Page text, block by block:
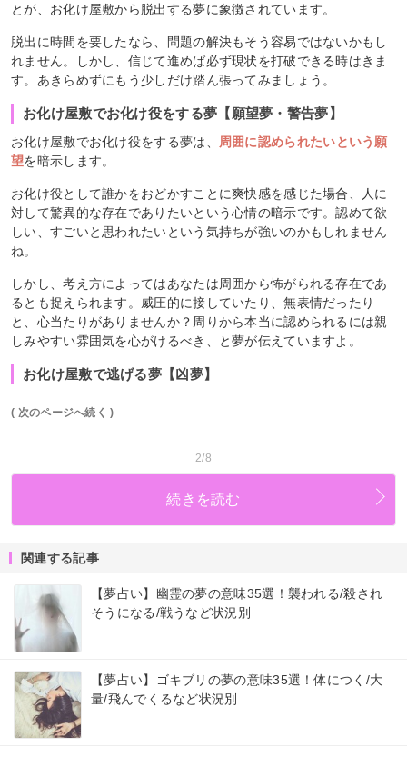
とが、お化け屋敷から脱出する夢に象徴されています。
脱出に時間を要したなら、問題の解決もそう容易ではないかもし
れません。しかし、信じて進めば必ず現状を打破できる時はきま
す。あきらめずにもう少しだけ踏ん張ってみましょう。
お化け屋敷でお化け役をする夢【願望夢・警告夢】
お化け屋敷でお化け役をする夢は、
周囲に認められたいという願
望を暗示します。
お化け役として誰かをおどかすことに爽快感を感じた場合、人に
対して驚異的な存在でありたいという心情の暗示です。認めて欲
しい、すごいと思われたいという気持ちが強いのかもしれません
ね。
しかし、考え方によってはあなたは周囲から怖がられる存在であ
るとも捉えられます。威圧的に接していたり、無表情だったり
と、心当たりがありませんか？周りから本当に認められるには親
しみやすい雰囲気を心がけるべき、と夢が伝えていますよ。
お化け屋敷で逃げる夢【凶夢】
( 次のページへ続く )
2/8
続きを読む
関連する記事
【夢占い】幽霊の夢の意味35選！襲われる/殺され
そうになる/戦うなど状況別
【夢占い】ゴキブリの夢の意味35選！体につく/大
量/飛んでくるなど状況別